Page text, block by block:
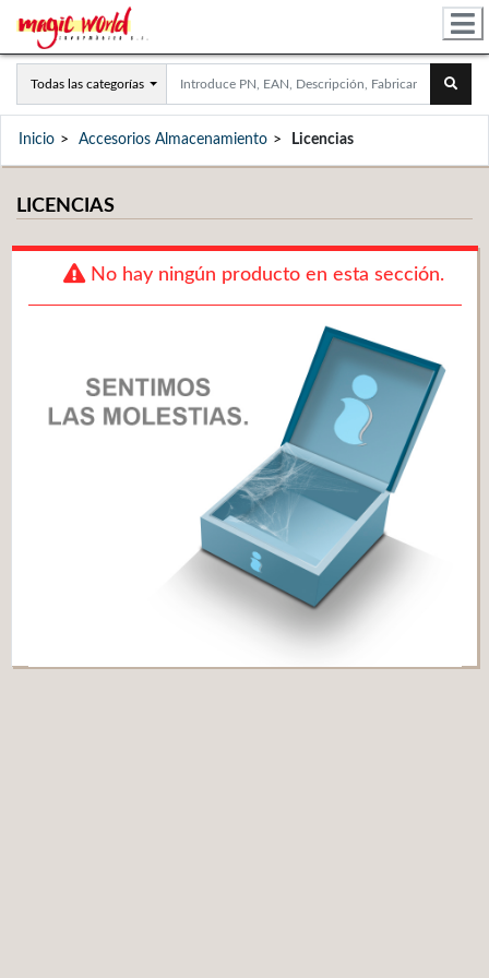
Todas las categorías
Inicio Accesorios Almacenamiento Licencias
LICENCIAS
No hay ningún producto en esta sección.